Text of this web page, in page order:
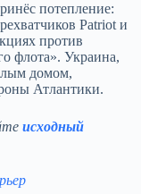
потепление:
Patriot и
против
флота». Украина,
домом,
Атлантики.
исходный